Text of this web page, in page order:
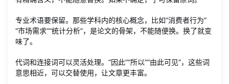
专业术语要保留。那些学科内的核心概念，比如“消费者行为”
“市场需求”“统计分析”，是论文的骨架，不能随便换。换了就变
味了。
代词和连接词可以灵活处理。“因此”“所以”“由此可见”，这些词
意思相近，可以交替使用，让文章更丰富。